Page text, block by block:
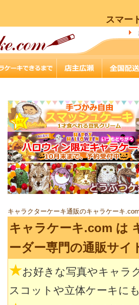
スマー
キャラクターケーキ通販のキャラケーキ
キャラケーキ.com は
ーダー専門の通販サイ
★お好きな写真やキャラ
スコットや立体ケーキに